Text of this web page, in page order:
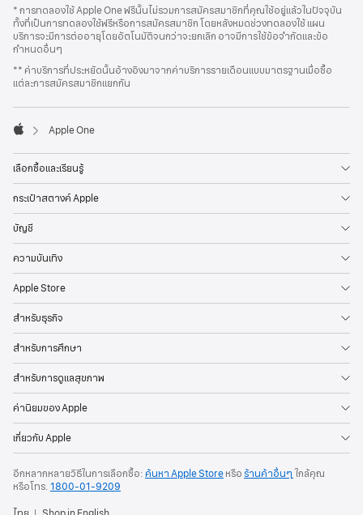
บริการ Apple One แบบบุคคลก็ตาม ส่วนคุณสมบัติ
การแชร์กันในครอบครัวสำหรับ iCloud+ นั้นจะต่าง
จากการ
สมัครสมาชิกอื่นๆ
เพื่อดูเพิ่มเติมนอกจากนี้ สมาชิกครอบครัวยัง
สามารถใช้งานการสมัครสมาชิก
อย่างเป็นส่วนตัวบนอุปกรณ์ทุกเครื่องของตัวเอง
โดย
ไม่เห็น กิจกรรมของคนอื่นและไม่สามารถเข้าถึง
เอกสารหรือไฟล์ส่วนตัว
คุณสมบัติการแชร์กันในครอบครัว
แผนบริการiCloud+ ที่มีพื้นที่จัดเก็บข้อมูลมากกว่า
แผนบริการ Apple One ใหม่ของคุณ ในกรณีนี้ คุณ
จะยังคงถูกเรียก
สามารถยกเลิกแผนดังกล่าวได้เช่นกันแตะหรือ คลิกที่
สมัครสมาชิกที่คุณอยากใช้งานต่อ โดยจะมีการเรียก
เก็บเงินแยกต่างหากสำหรับแต่ละรายการ และคุณยัง
สามารถใช้การสมัคร
ทุกอย่างยังคงเหมือนเดิมในแบบที่คุณปรับแต่งไว้ ไม่
ว่าจะเป็นเพลย์ลิสต์ใน Apple Music หรือคิว
ใน Apple TV
Footer
*การทดลองใช้ Apple One ฟรีนั้นไม่รวมการสมัครสมาชิกที่คุณใช้อยู่แล้วในปัจจุบัน
ทั้งที่เป็นการทดลองใช้ฟรีหรือการสมัครสมาชิกโดยหลังหมดช่วงทดลองใช้ แผน
บริการจะมีการต่ออายุโดยอัตโนมัติจนกว่าจะยกเลิก อาจมีการใช้ข้อจำกัดและข้อ
กำหนดอื่นๆ
** ค่าบริการที่ประหยัดนั้นอ้างอิงมาจากค่าบริการรายเดือนแบบมาตรฐานเมื่อซื้อ
แต่ละการสมัครสมาชิกแยกกัน

Apple One
เลือกซื้อและเรียนรู้
กระเป๋าสตางค์ Apple
บัญชี
ความบันเทิง
Apple Store
สำหรับธุรกิจ
สำหรับการศึกษา
สำหรับการดูแลสุขภาพ
ค่านิยมของ Apple
เกี่ยวกับ Apple
อีกหลากหลายวิธีในการเลือกซื้อ:ค้นหา Apple Storeหรือร้านค้าอื่นๆ ใกล้คุณ
หรือโทร.1800-01-9209